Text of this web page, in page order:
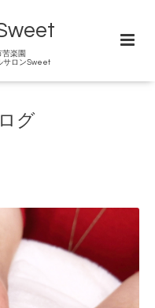
楽園
サロンSweet
グ